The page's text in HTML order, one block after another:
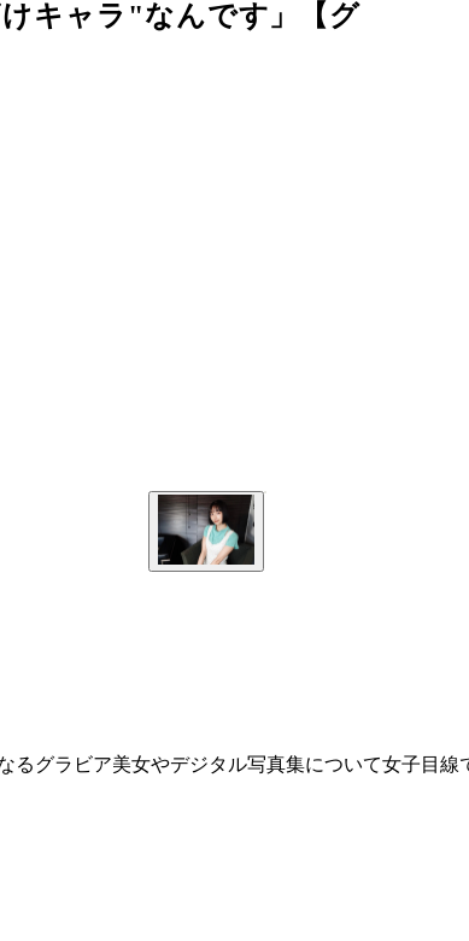
キャラ"なんです」【グ
グラビア美女やデジタル写真集について女子目線